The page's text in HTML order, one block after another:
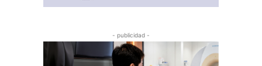
- publicidad -